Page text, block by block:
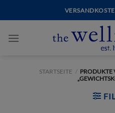
STARTSEITE / PRODUKTE